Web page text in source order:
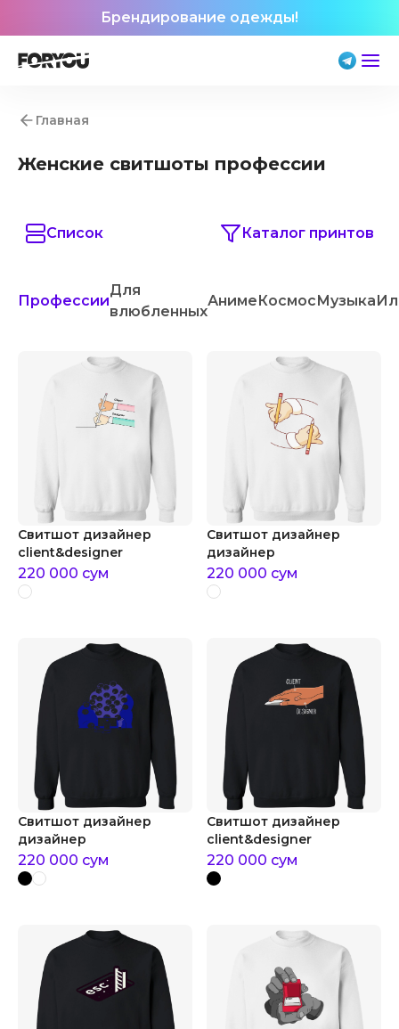
Брендирование одежды!
Главная
Женские свитшоты профессии
Список Каталог принтов
Профессии
Для
влюбленных
АнимеКосмосМузыка
Свитшот дизайнер
client&designer
220 000 сум
Свитшот дизайнер
дизайнер
220 000 сум
Свитшот дизайнер
дизайнер
220 000 сум
Свитшот дизайнер
client&designer
220 000 сум